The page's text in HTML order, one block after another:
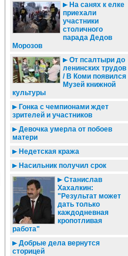
На санях к елке
приехали
участники
столичного
парада Дедов
Морозов
От псалтыри до
ленинских трудов
/ В Коми появился
Музей книжной
культуры
Гонка с чемпионами ждет
зрителей и участников
Девочка умерла от побоев
матери
Недетская кража
Насильник получил срок
Станислав
Хахалкин:
"Результат может
дать только
каждодневная
кропотливая
работа"
Добрые дела вернутся
сторицей